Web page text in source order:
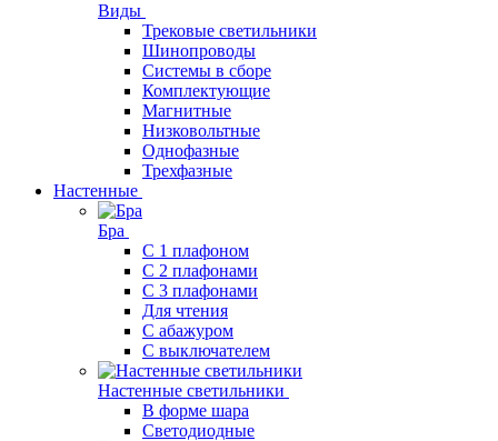
Виды
Трековые светильники
Шинопроводы
Системы в сборе
Комплектующие
Магнитные
Низковольтные
Однофазные
Трехфазные
Настенные
Бра
С 1 плафоном
С 2 плафонами
С 3 плафонами
Для чтения
С абажуром
С выключателем
Настенные светильники
В форме шара
Светодиодные